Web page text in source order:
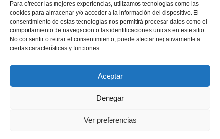
Para ofrecer las mejores experiencias, utilizamos tecnologías como las
cookies para almacenar y/o acceder a la información del dispositivo. El
consentimiento de estas tecnologías nos permitirá procesar datos como el
comportamiento de navegación o las identificaciones únicas en este sitio.
No consentir o retirar el consentimiento, puede afectar negativamente a
ciertas características y funciones.
Aceptar
Denegar
Ver preferencias
Ramsay 2251, CABA, Argentina
011 4781-0060
consultas@cristoforocolombo.org.ar